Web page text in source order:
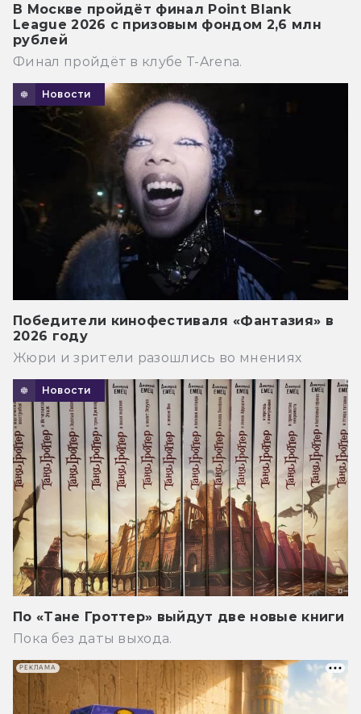
В Москве пройдёт финал Point Blank
League 2026 с призовым фондом 2,6 млн
рублей
Финал пройдёт в клубе T-Arena.
Новости
Победители кинофестиваля «Фантазия» в
2026 году
Жюри и зрители разошлись во мнениях
Новости
По «Тане Гроттер» выйдут две новые книги
Пока без даты выхода.
РЕКЛАМА